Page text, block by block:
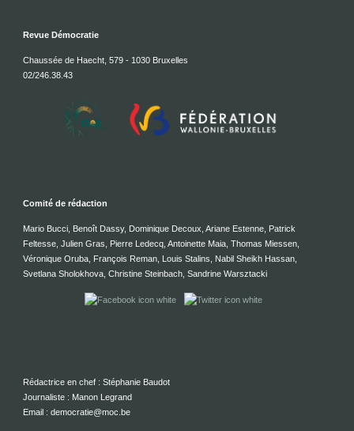
Revue Démocratie
Chaussée de Haecht, 579 - 1030 Bruxelles
02/246.38.43
Comité de rédaction
Mario Bucci, Benoît Dassy, Dominique Decoux, Ariane Estenne, Patrick
Feltesse, Julien Gras, Pierre Ledecq, Antoinette Maia, Thomas Miessen,
Véronique Oruba, François Reman, Louis Stalins, Nabil Sheikh Hassan,
Svetlana Sholokhova, Christine Steinbach, Sandrine Warsztacki
Rédactrice en chef : Stéphanie Baudot
Journaliste : Manon Legrand
Email : democratie@moc.be